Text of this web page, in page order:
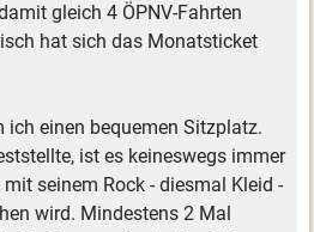
gleich 4 ÖPNV-Fahrten
hat sich das Monatsticket
ich einen bequemen Sitzplatz.
ist es keineswegs immer
seinem Rock - diesmal Kleid -
wird. Mindestens 2 Mal